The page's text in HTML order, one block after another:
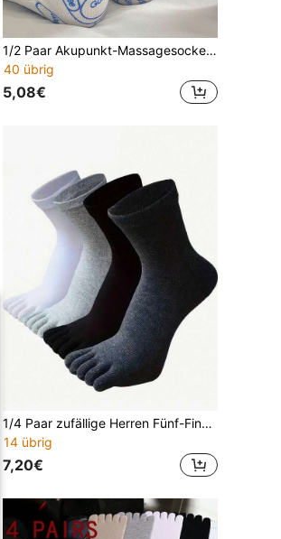
1/2 Paar Akupunkt-Massagesocken, Reflexzonenmassage-Socken mit Akupunkt-Diagramm für Männer und Frauen, Fußtherapie-Socken, Fußmeridian-Massagestab
40 übrig
5,08€
1/4 Paar zufällige Herren Fünf-Finger atmungsaktive Zehensocken, saisonale Mittelhoch-Sportsocken in Schwarz, Weiß, Grau
14 übrig
7,20€